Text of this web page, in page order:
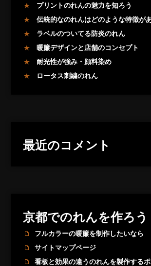
プリントのれんの魅力を知ろう
伝統的なのれんはどのような特徴が
ラベルのついてる防炎のれん
暖簾デザインと店舗のコンセプト
耐光性が強み・顔料染め
ロータス刺繍のれん
最近のコメント
京都でのれんを作ろう
フルカラーの暖簾を制作したいなら
サイトマップページ
看板と効果の違うのれんを製作する